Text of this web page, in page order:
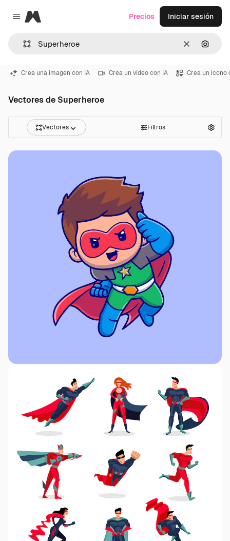
Close menu
Magnific
Borrar
Precios Iniciar sesión
Crea una imagen con IA Crea un vídeo con IA Crea un icono
Vectores de Superheroe
Vectores Filtros